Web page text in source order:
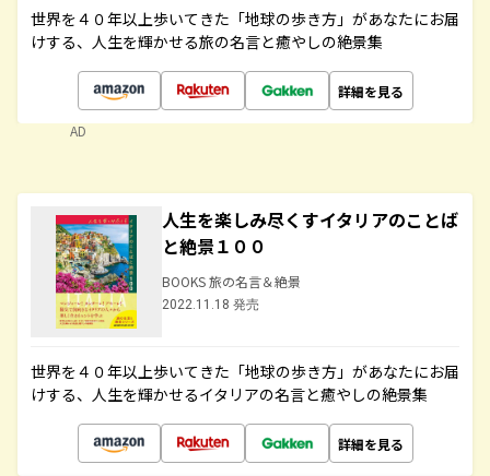
世界を４０年以上歩いてきた「地球の歩き方」があなたにお届
けする、人生を輝かせる旅の名言と癒やしの絶景集
詳細を見る
AD
人生を楽しみ尽くすイタリアのことば
と絶景１００
BOOKS 旅の名言＆絶景
2022.11.18 発売
世界を４０年以上歩いてきた「地球の歩き方」があなたにお届
けする、人生を輝かせるイタリアの名言と癒やしの絶景集
詳細を見る